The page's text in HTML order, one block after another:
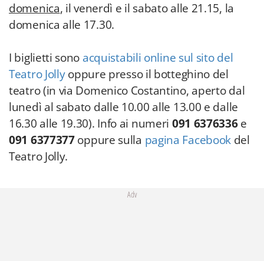
domenica, il venerdì e il sabato alle 21.15, la
domenica alle 17.30.
I biglietti sono acquistabili online sul sito del
Teatro Jollyoppure presso il botteghino del
teatro (in via Domenico Costantino, aperto dal
lunedì al sabato dalle 10.00 alle 13.00 e dalle
16.30 alle 19.30). Info ai numeri 091 6376336e
091 6377377oppure sulla pagina Facebook del
Teatro Jolly.
Adv